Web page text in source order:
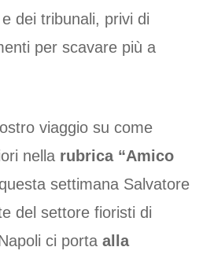
dei tribunali, privi di
per scavare più a
viaggio su come
nella rubrica “Amico
settimana Salvatore
del settore fioristi di
ci porta alla